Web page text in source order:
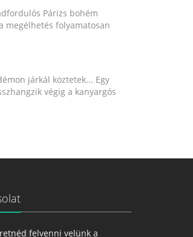
Párizs bohém
megélhetés folyamatosan
járkál köztetek... Egy
végig a kanyargós
felvenni velünk a